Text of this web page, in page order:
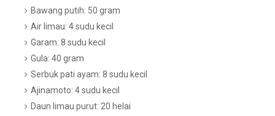
Bawang putih: 50 gram
Air limau: 4 sudu kecil
Garam: 8 sudu kecil
Gula: 40 gram
Serbuk pati ayam: 8 sudu kecil
Ajinamoto: 4 sudu kecil
Daun limau purut: 20 helai